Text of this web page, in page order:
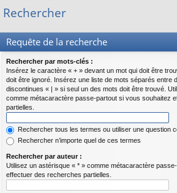
ur
s
m
Rechercher
Requête de la recherche
Rechercher par mots-clés :
Insérez le caractère « + » devant un mot qui doit être
doit être ignoré. Insérez une liste de mots séparés entre
discontinues « | » si seul un des mots doit être trouvé.
comme métacaractère passe-partout si vous souhaitez
partielles.
Rechercher tous les termes ou utiliser une question
Rechercher n’importe quel de ces termes
Rechercher par auteur :
Utilisez un astérisque « * » comme métacaractère
effectuer des recherches partielles.